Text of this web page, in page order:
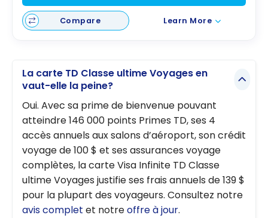
Compare Learn More
La carte TD Classe ultime Voyages en
vaut-elle la peine?
Oui. Avec sa prime de bienvenue pouvant
atteindre 146 000 points Primes TD, ses 4
accès annuels aux salons d’aéroport, son crédit
voyage de 100 $ et ses assurances voyage
complètes, la carte Visa Infinite TD Classe
ultime Voyages justifie ses frais annuels de 139 $
pour la plupart des voyageurs. Consultez notre
avis complet et notreoffre à jour.